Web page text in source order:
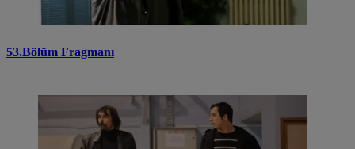
53.Bölüm Fragmanı